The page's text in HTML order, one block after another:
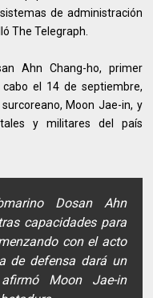
de administración
The Telegraph.
Ahn Chang-ho, primer
cabo el 14 de septiembre,
Moon Jae-in, y
y militares del país
Dosan Ahn
capacidades para
con el acto
de defensa dará un
Moon Jae-in